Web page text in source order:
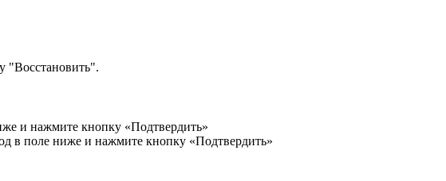
"Восстановить".
и нажмите кнопку «Подтвердить»
в поле ниже и нажмите кнопку «Подтвердить»